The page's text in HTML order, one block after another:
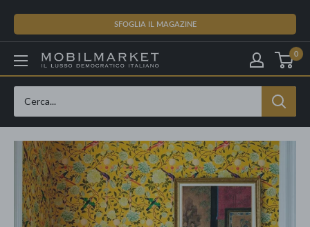
contenuto
SFOGLIA IL MAGAZINE
0